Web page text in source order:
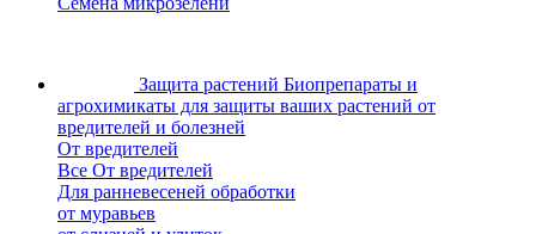
Защита растений Биопрепараты и
агрохимикаты для защиты ваших растений от
вредителей и болезней
От вредителей
Все От вредителей
Для ранневесеней обработки
от муравьев